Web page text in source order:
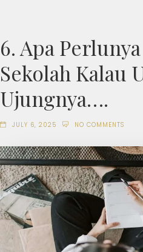
6. Apa
Sekolah Kalau
Ujungnya….
JULY 6, 2025 NO COMMENTS